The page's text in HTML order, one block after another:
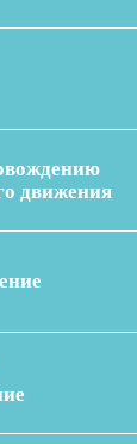
движения